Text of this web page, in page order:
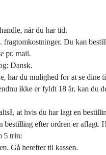
når du har tid.
Du kan
pr. mail.
Dansk.
har du mulighed for at se
ikke er fyldt 18 år, kan du
at hvis du har lagt en
bestilling efter ordren er aflagt.
5 trin:
Gå herefter til kassen.